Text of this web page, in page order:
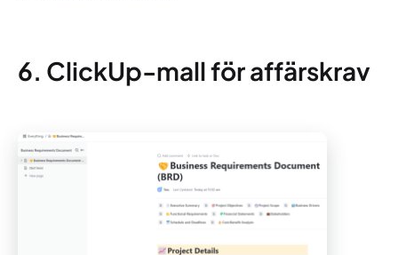
6. ClickUp-mall för affärskrav